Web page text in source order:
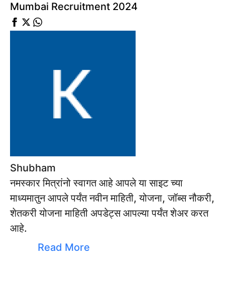
Mumbai Recruitment 2024
Shubham
नमस्कार मित्रांनो स्वागत आहे आपले या साइट च्या
माध्यमातुन आपले पर्यंत नवीन माहिती, योजना, जॉब्स नौकरी,
शेतकरी योजना माहिती अपडेट्स आपल्या पर्यंत शेअर करत
आहे.
Read More